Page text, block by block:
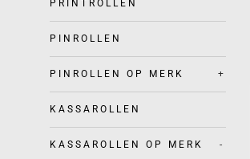
PRINTROLLEN
PINROLLEN
PINROLLEN OP MERK +
KASSAROLLEN
KASSAROLLEN OP MERK -